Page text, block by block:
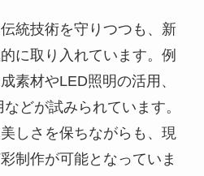
統技術を守りつつも、新
に取り入れています。例
素材やLED照明の活用、
どが試みられています。
しさを保ちながらも、現
制作が可能となっていま